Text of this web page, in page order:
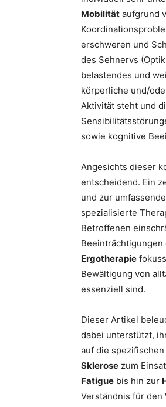
Mobilität aufgrund
erschweren und
des Sehnervs
belastendes und
körperliche und/
Aktivität steht und
sowie kognitive
Angesichts dieser
entscheidend. Ein
und zur
spezialisierte
Betroffenen
Ergotherapie
Bewältigung von
essenziell sind.
Dieser Artikel
dabei unterstützt,
auf die
Sklerose zum
Fatigue bis hin zur
Verständnis für